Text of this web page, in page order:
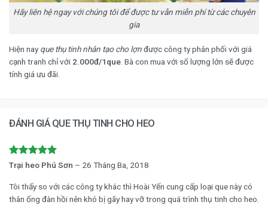
Hãy liên hệ ngay với chúng tôi để được tư vẫn miễn phí từ các chuyên
gia
Hiện nay que thụ tinh nhân tạo cho lợnđược công ty phân phối với giá
cạnh tranh chỉ với 2.000đ/1que . Bà con mua với số lượng lớn sẽ được
tính giá ưu đãi.
ĐÁNH GIÁ QUE THỤ TINH CHO HEO
Được xếp
sao
Trại heo Phú Sơn – 26 Tháng Ba, 2018
Tôi thấy so với các công ty khác thì Hoài Yến cung cấp loại que này có
thân ống đàn hồi nên khó bị gãy hay vỡ trong quá trình thụ tinh cho heo.